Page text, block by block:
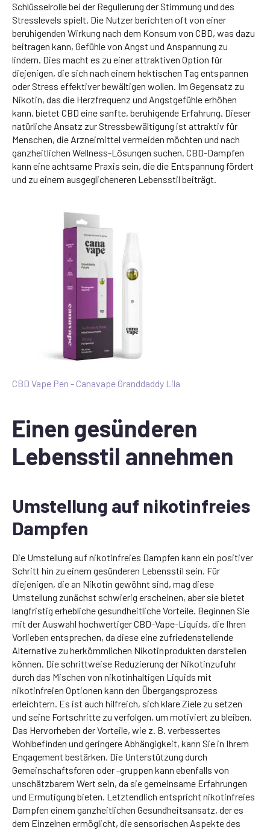
Schlüsselrolle bei der Regulierung der Stimmung und des
Stresslevels spielt. Die Nutzer berichten oft von einer
beruhigenden Wirkung nach dem Konsum von CBD, was dazu
beitragen kann, Gefühle von Angst und Anspannung zu
lindern. Dies macht es zu einer attraktiven Option für
diejenigen, die sich nach einem hektischen Tag entspannen
oder Stress effektiver bewältigen wollen. Im Gegensatz zu
Nikotin, das die Herzfrequenz und Angstgefühle erhöhen
kann, bietet CBD eine sanfte, beruhigende Erfahrung. Dieser
natürliche Ansatz zur Stressbewältigung ist attraktiv für
Menschen, die Arzneimittel vermeiden möchten und nach
ganzheitlichen Wellness-Lösungen suchen. CBD-Dampfen
kann eine achtsame Praxis sein, die die Entspannung fördert
und zu einem ausgeglicheneren Lebensstil beiträgt.
CBD Vape Pen - Canavape Granddaddy Lila
Einen gesünderen
Lebensstil annehmen
Umstellung auf nikotinfreies
Dampfen
Die Umstellung auf nikotinfreies Dampfen kann ein positiver
Schritt hin zu einem gesünderen Lebensstil sein. Für
diejenigen, die an Nikotin gewöhnt sind, mag diese
Umstellung zunächst schwierig erscheinen, aber sie bietet
langfristig erhebliche gesundheitliche Vorteile. Beginnen Sie
mit der Auswahl hochwertiger CBD-Vape-Liquids, die Ihren
Vorlieben entsprechen, da diese eine zufriedenstellende
Alternative zu herkömmlichen Nikotinprodukten darstellen
können. Die schrittweise Reduzierung der Nikotinzufuhr
durch das Mischen von nikotinhaltigen Liquids mit
nikotinfreien Optionen kann den Übergangsprozess
erleichtern. Es ist auch hilfreich, sich klare Ziele zu setzen
und seine Fortschritte zu verfolgen, um motiviert zu bleiben.
Das Hervorheben der Vorteile, wie z. B. verbessertes
Wohlbefinden und geringere Abhängigkeit, kann Sie in Ihrem
Engagement bestärken. Die Unterstützung durch
Gemeinschaftsforen oder -gruppen kann ebenfalls von
unschätzbarem Wert sein, da sie gemeinsame Erfahrungen
und Ermutigung bieten. Letztendlich entspricht nikotinfreies
Dampfen einem ganzheitlichen Gesundheitsansatz, der es
dem Einzelnen ermöglicht, die sensorischen Aspekte des